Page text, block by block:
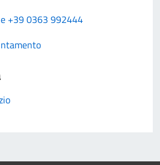
+39 0363 992444